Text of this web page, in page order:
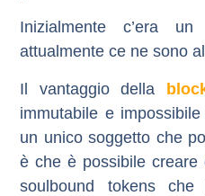
Inizialmente c’era
attualmente ce ne sono
Il vantaggio della
immutabile e
un unico soggetto che
è che è possibile creare
soulbound tokens